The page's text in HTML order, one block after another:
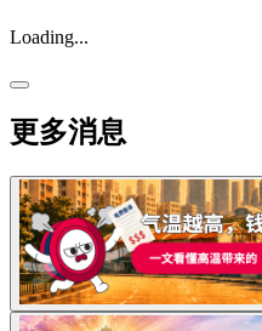
Loading...
更多消息